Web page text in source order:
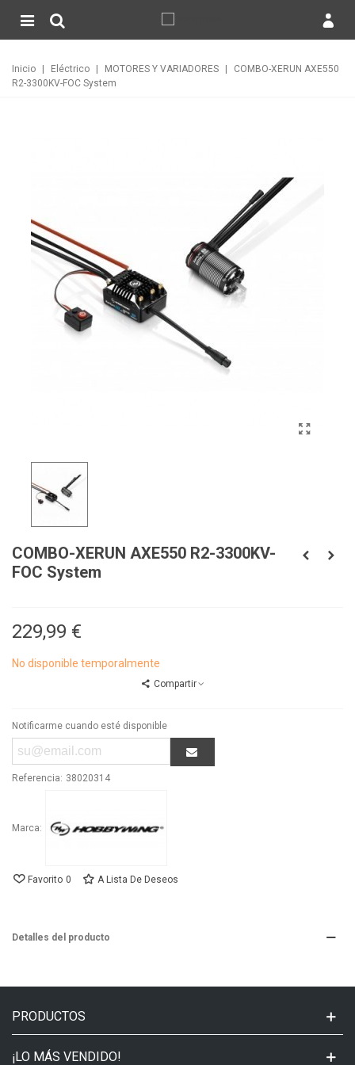
Inicio Eléctrico MOTORES Y VARIADORES
COMBO-XERUN AXE550
R2-3300KV-FOC System
COMBO-XERUN AXE550 R2-3300KV-
FOC System
229,99 €
No disponible temporalmente
Compartir
Notificarme cuando esté disponible
Referencia: 38020314
Marca:
Favorito 0 A Lista De Deseos
Detalles del producto
PRODUCTOS
¡LO MÁS VENDIDO!